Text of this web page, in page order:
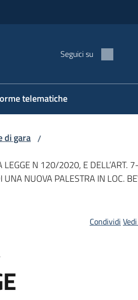
Seguici su
telematiche
di gara /
N 120/2020, E DELL’ART.
NUOVA PALESTRA IN LOC.
Condividi